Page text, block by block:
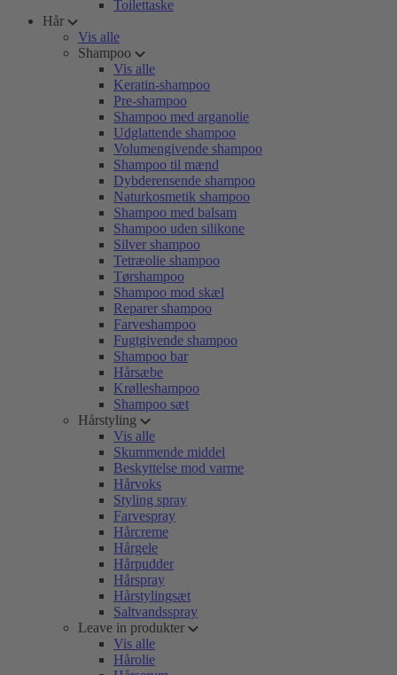
Toilettaske
Hår
Vis alle
Shampoo
Vis alle
Keratin-shampoo
Pre-shampoo
Shampoo med arganolie
Udglattende shampoo
Volumengivende shampoo
Shampoo til mænd
Dybderensende shampoo
Naturkosmetik shampoo
Shampoo med balsam
Shampoo uden silikone
Silver shampoo
Tetræolie shampoo
Tørshampoo
Shampoo mod skæl
Reparer shampoo
Farveshampoo
Fugtgivende shampoo
Shampoo bar
Hårsæbe
Krølleshampoo
Shampoo sæt
Hårstyling
Vis alle
Skummende middel
Beskyttelse mod varme
Hårvoks
Styling spray
Farvespray
Hårcreme
Hårgele
Hårpudder
Hårspray
Hårstylingsæt
Saltvandsspray
Leave in produkter
Vis alle
Hårolie